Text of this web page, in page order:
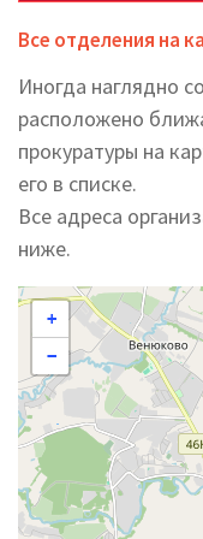
Все отделения на
Иногда наглядно
расположено
прокуратуры на
его в списке.
Все адреса
ниже.
+
−